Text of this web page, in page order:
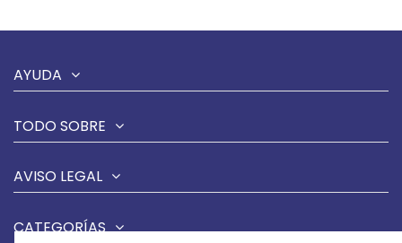
AYUDA
TODO SOBRE
AVISO LEGAL
CATEGORÍAS